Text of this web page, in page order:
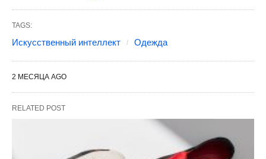
TAGS:
Искусственный интеллект Одежда
2 МЕСЯЦА AGO
RELATED POST